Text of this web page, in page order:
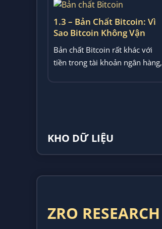
1.3 – Bản Chất Bitcoin: Vì
Sao Bitcoin Không Vận
Thống
Bản chất Bitcoin rất khác với
tiền trong tài khoản ngân hàng,
KHO DỮ LIỆU
ZRO RESEARCH